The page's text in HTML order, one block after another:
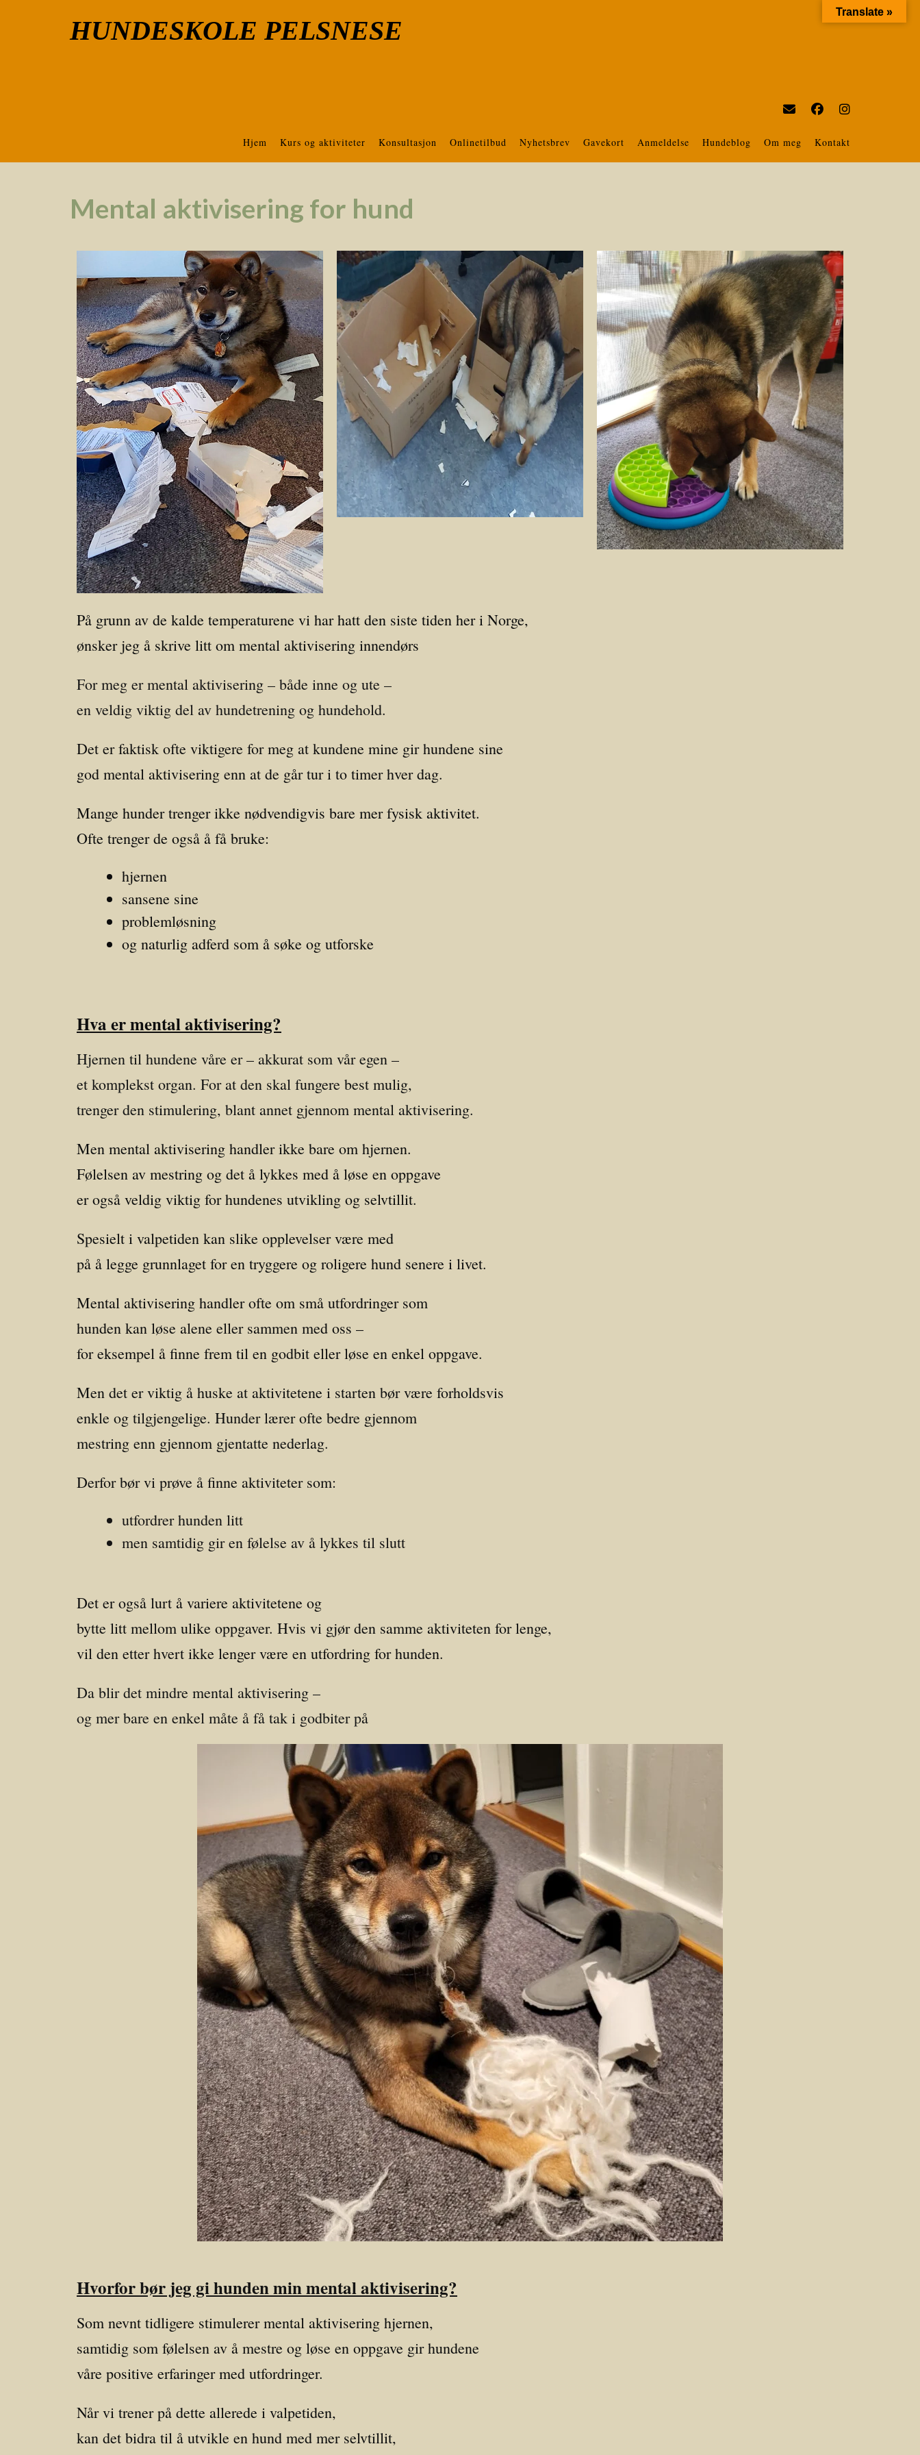
HUNDESKOLE PELSNESE
Hjem Kurs og aktiviteter Konsultasjon Onlinetilbud Nyhetsbrev Gavekort Anmeldelse Hundeblog Om meg Kontakt
Mental aktivisering for hund
På grunn av de kalde temperaturene vi har hatt den siste tiden her i Norge,
ønsker jeg å skrive litt om mental aktivisering innendørs
For meg er mental aktivisering – både inne og ute –
en veldig viktig del av hundetrening og hundehold.
Det er faktisk ofte viktigere for meg at kundene mine gir hundene sine
god mental aktivisering enn at de går tur i to timer hver dag.
Mange hunder trenger ikke nødvendigvis bare mer fysisk aktivitet.
Ofte trenger de også å få bruke:
hjernen
sansene sine
problemløsning
og naturlig adferd som å søke og utforske
Hva er mental aktivisering?
Hjernen til hundene våre er – akkurat som vår egen –
et komplekst organ. For at den skal fungere best mulig,
trenger den stimulering, blant annet gjennom mental aktivisering.
Men mental aktivisering handler ikke bare om hjernen.
Følelsen av mestring og det å lykkes med å løse en oppgave
er også veldig viktig for hundenes utvikling og selvtillit.
Spesielt i valpetiden kan slike opplevelser være med
på å legge grunnlaget for en tryggere og roligere hund senere i livet.
Mental aktivisering handler ofte om små utfordringer som
hunden kan løse alene eller sammen med oss –
for eksempel å finne frem til en godbit eller løse en enkel oppgave.
Men det er viktig å huske at aktivitetene i starten bør være forholdsvis
enkle og tilgjengelige. Hunder lærer ofte bedre gjennom
mestring enn gjennom gjentatte nederlag.
Derfor bør vi prøve å finne aktiviteter som:
utfordrer hunden litt
men samtidig gir en følelse av å lykkes til slutt
Det er også lurt å variere aktivitetene og
bytte litt mellom ulike oppgaver. Hvis vi gjør den samme aktiviteten for lenge,
vil den etter hvert ikke lenger være en utfordring for hunden.
Da blir det mindre mental aktivisering –
og mer bare en enkel måte å få tak i godbiter på
Hvorfor bør jeg gi hunden min mental aktivisering?
Som nevnt tidligere stimulerer mental aktivisering hjernen,
samtidig som følelsen av å mestre og løse en oppgave gir hundene
våre positive erfaringer med utfordringer.
Når vi trener på dette allerede i valpetiden,
kan det bidra til å utvikle en hund med mer selvtillit,
Translate »